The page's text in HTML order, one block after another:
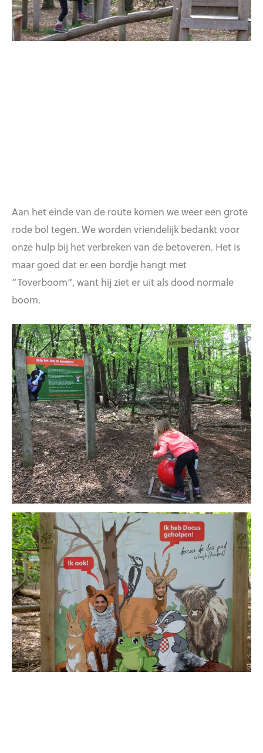
Aan het einde van de route komen we weer een grote
rode bol tegen. We worden vriendelijk bedankt voor
onze hulp bij het verbreken van de betoveren. Het is
maar goed dat er een bordje hangt met
“Toverboom”, want hij ziet er uit als dood normale
boom.